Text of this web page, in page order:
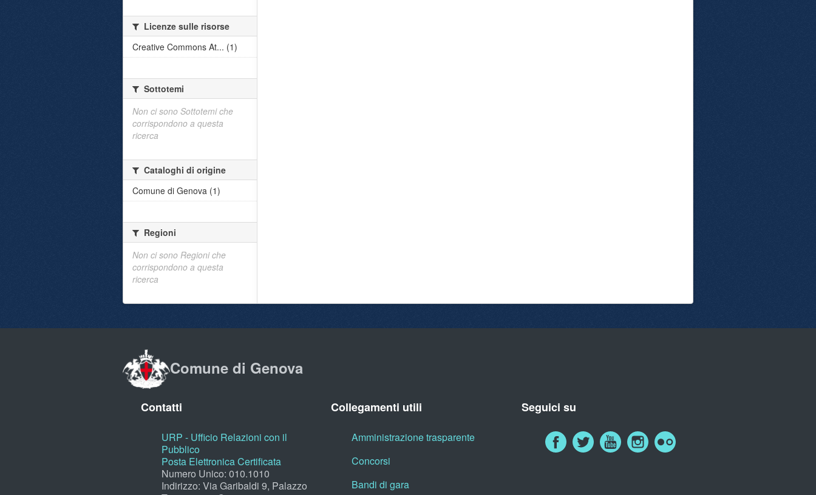
Licenze sulle risorse
Creative Commons At... (1)
Sottotemi
Non ci sono Sottotemi che
corrispondono a questa
ricerca
Cataloghi di origine
Comune di Genova (1)
Regioni
Non ci sono Regioni che
corrispondono a questa
ricerca
Comune di Genova
Contatti
URP - Ufficio Relazioni con il
Pubblico
Posta Elettronica Certificata
Numero Unico: 010.1010
Indirizzo: Via Garibaldi 9, Palazzo
Collegamenti utili
Amministrazione trasparente
Concorsi
Bandi di gara
Seguici su